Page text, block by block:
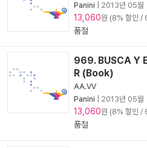
Panini
2013년 05월
13,060원 (8% 할인 /
품절
969. BUSCA Y
R (Book)
AA.VV
Panini
2013년 05월
13,060원 (8% 할인 /
품절